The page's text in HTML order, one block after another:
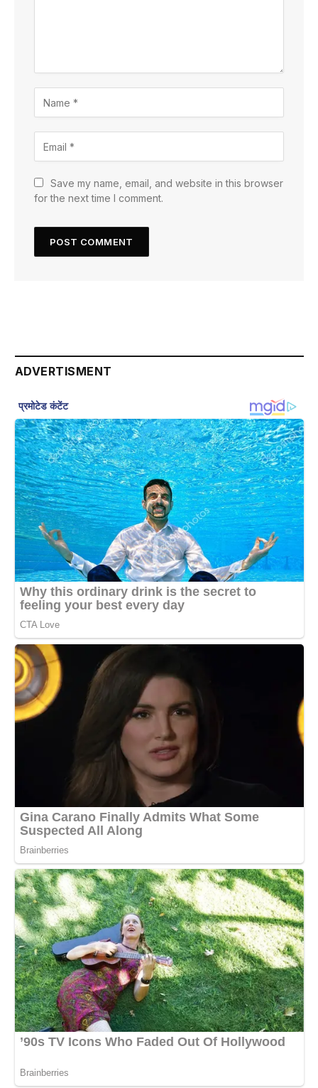
Save my name, email, and website in this browser
for the next time I comment.
ADVERTISMENT